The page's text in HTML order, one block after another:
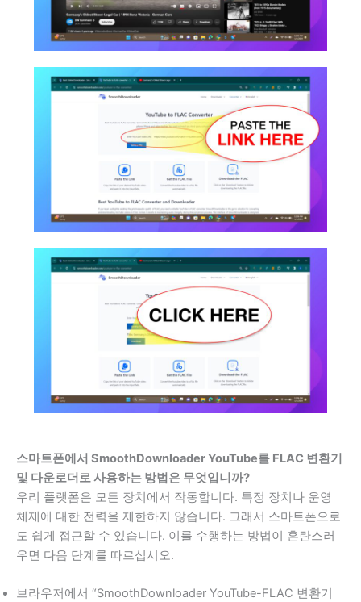
스마트폰에서 SmoothDownloader YouTube를 FLAC 변환기
및 다운로더로 사용하는 방법은 무엇입니까?
우리 플랫폼은 모든 장치에서 작동합니다. 특정 장치나 운영
체제에 대한 전력을 제한하지 않습니다. 그래서 스마트폰으로
도 쉽게 접근할 수 있습니다. 이를 수행하는 방법이 혼란스러
우면 다음 단계를 따르십시오.
브라우저에서 “SmoothDownloader YouTube-FLAC 변환기